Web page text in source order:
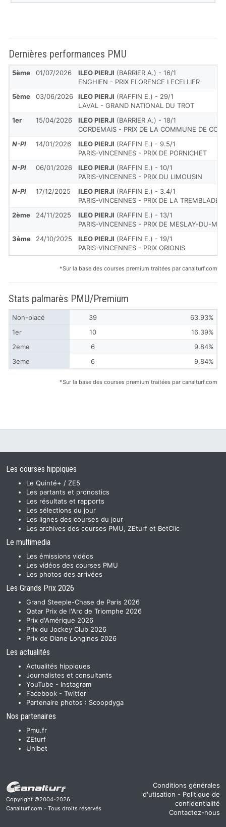
Dernières performances PMU
5ème 01/07/2026 ILEO PIERJI (BARRIER A.) - 16/1
ENGHIEN - PRIX FLORENCE LECELLIER
5ème
03/06/2026 ILEO PIERJI (RAFFIN E.) - 29/1
LAVAL - GRAND NATIONAL DU TROT
1er
15/04/2026 ILEO PIERJI (BARRIER A.) - 18/1
CORDEMAIS - PRIX DE LA COMMUNE DE
N-Pl
14/01/2026 ILEO PIERJI (RAFFIN E.) - 9.5/1
PARIS-VINCENNES - PRIX DE PORNICHET
N-Pl
06/01/2026 ILEO PIERJI (RAFFIN E.) - 10/1
PARIS-VINCENNES - PRIX DU LIMOUSIN
N-Pl
17/12/2025 ILEO PIERJI (RAFFIN E.) - 3.4/1
PARIS-VINCENNES - PRIX DE LA TREMBLADE
2ème
24/11/2025 ILEO PIERJI (RAFFIN E.) - 13/1
PARIS-VINCENNES - PRIX DE MESLAY-DU-
3ème
24/10/2025 ILEO PIERJI (RAFFIN E.) - 19/1
PARIS-VINCENNES - PRIX ORIONIS
*Sur la base des courses premium traitées par canalturf.com
Stats palmarès PMU/Premium
Non-placé 39
63.93%
1er
10
16.39%
2eme
6
9.84%
3eme
6 9.84%
*Sur la base des courses premium traitées par canalturf.com
Les courses hippiques
Le Quinté+ / ZE5
Les partants et pronostics
Les résultats et rapports
Les sélections du jour
Les lignes des courses du jour
Les archives des courses PMU, ZEturf et BetClic
Le multimedia
Les émissions vidéos
Les vidéos des courses PMU
Les photos des arrivées
Les Grands Prix 2026
Grand Steeple-Chase de Paris 2026
Qatar Prix de l'Arc de Triomphe 2026
Prix d'Amérique 2026
Prix du Jockey Club 2026
Prix de Diane Longines 2026
Les actualités
Actualités hippiques
Journalistes et consultants
YouTube - Instagram
Facebook - Twitter
Partenaire photos : Scoopdyga
Nos partenaires
Pmu.fr
ZEturf
Unibet
Copyright ©2004-2026
Canalturf.com - Tous droits réservés
Conditions générales
d'utisation - Politique de
confidentialité
Contactez-nous